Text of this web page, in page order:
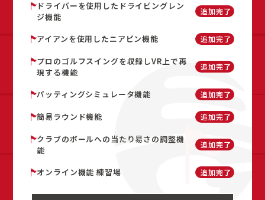
ドライバーを使用したドライビングレン
ジ機能
追加完了
アイアンを使用したニアピン機能 追加完了
プロのゴルフスイングを収録しVR上で再
現する機能
追加完了
パッティングシミュレータ機能 追加完了
簡易ラウンド機能 追加完了
クラブのボールへの当たり易さの調整機
能
追加完了
オンライン機能 練習場 追加完了